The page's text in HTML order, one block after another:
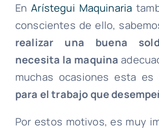
EnArístegui Maquinaria
conscientes de ello,
realizar una buena
necesita la maquina
muchas ocasiones esta es
para el trabajo que
Por estos motivos, es muy